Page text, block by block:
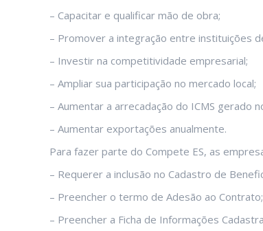
– Capacitar e qualificar mão de obra;
– Promover a integração entre instituições
– Investir na competitividade empresarial;
– Ampliar sua participação no mercado local;
– Aumentar a arrecadação do ICMS gerado
– Aumentar exportações anualmente.
Para fazer parte do Compete ES, as
– Requerer a inclusão no Cadastro de
– Preencher o termo de Adesão ao Contrato;
– Preencher a Ficha de Informações